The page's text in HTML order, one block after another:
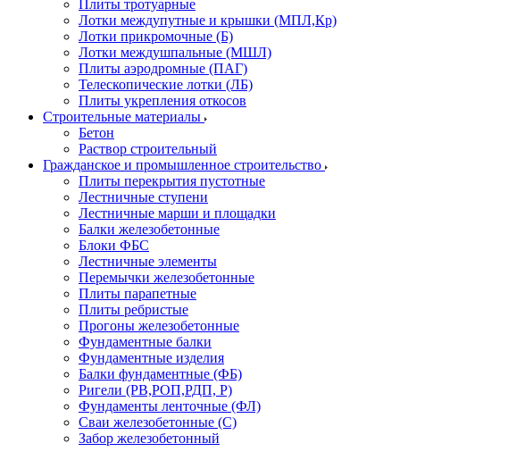
Плиты тротуарные
Лотки междупутные и крышки (МПЛ,Кр)
Лотки прикромочные (Б)
Лотки междушпальные (МШЛ)
Плиты аэродромные (ПАГ)
Телескопические лотки (ЛБ)
Плиты укрепления откосов
Строительные материалы
Бетон
Раствор строительный
Гражданское и промышленное строительство
Плиты перекрытия пустотные
Лестничные ступени
Лестничные марши и площадки
Балки железобетонные
Блоки ФБС
Лестничные элементы
Перемычки железобетонные
Плиты парапетные
Плиты ребристые
Прогоны железобетонные
Фундаментные балки
Фундаментные изделия
Балки фундаментные (ФБ)
Ригели (РВ,РОП,РДП, Р)
Фундаменты ленточные (ФЛ)
Сваи железобетонные (С)
Забор железобетонный